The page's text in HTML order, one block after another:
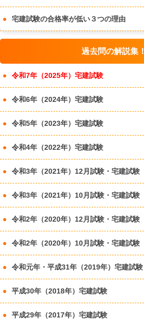
宅建試験の合格率が低い３つの理由
過去問の解説集！
令和7年（2025年）宅建試験
令和6年（2024年）宅建試験
令和5年（2023年）宅建試験
令和4年（2022年）宅建試験
令和3年（2021年）12月試験・宅建試験
令和3年（2021年）10月試験・宅建試験
令和2年（2020年）12月試験・宅建試験
令和2年（2020年）10月試験・宅建試験
令和元年・平成31年（2019年）宅建試験
平成30年（2018年）宅建試験
平成29年（2017年）宅建試験